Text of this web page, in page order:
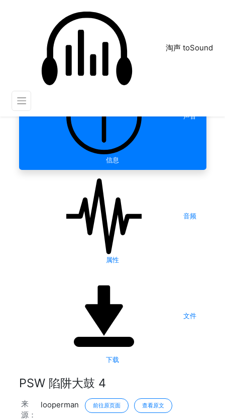
淘声 toSound
声音
信息
音频
属性
文件
下载
PSW 陷阱大鼓 4
来
源：
looperman 前往原页面 查看原文